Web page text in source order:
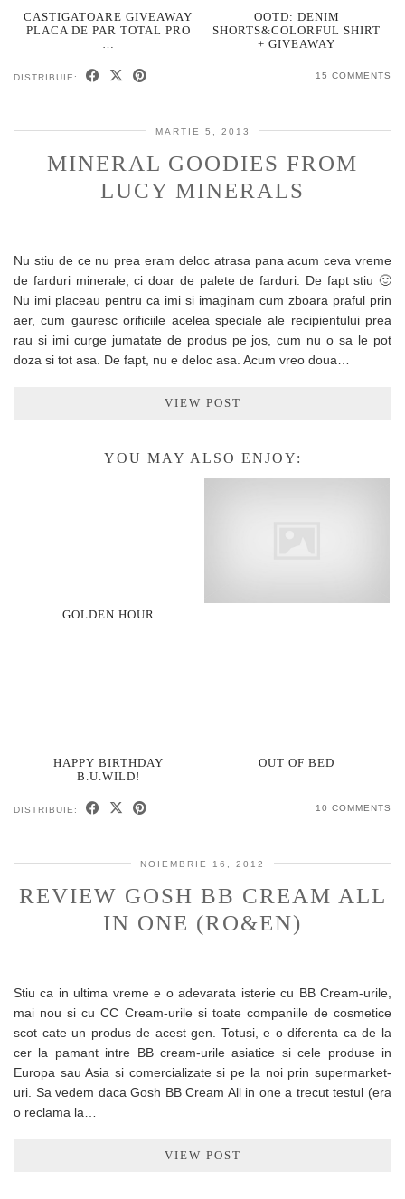
CASTIGATOARE GIVEAWAY
PLACA DE PAR TOTAL PRO
OOTD: DENIM
SHORTS&COLORFUL SHIRT
+ GIVEAWAY
DISTRIBUIE: 15 COMMENTS
MARTIE 5, 2013
MINERAL GOODIES FROM
LUCY MINERALS
Nu stiu de ce nu prea eram deloc atrasa pana acum ceva vreme
de farduri minerale, ci doar de palete de farduri. De fapt stiu 🙂
Nu imi placeau pentru ca imi si imaginam cum zboara praful prin
aer, cum gauresc orificiile acelea speciale ale recipientului prea
rau si imi curge jumatate de produs pe jos, cum nu o sa le pot
doza si tot asa. De fapt, nu e deloc asa. Acum vreo doua…
VIEW POST
YOU MAY ALSO ENJOY:
GOLDEN HOUR
HAPPY BIRTHDAY
B.U.WILD!
OUT OF BED
DISTRIBUIE: 10 COMMENTS
NOIEMBRIE 16, 2012
REVIEW GOSH BB CREAM ALL
IN ONE (RO&EN)
Stiu ca in ultima vreme e o adevarata isterie cu BB Cream-urile,
mai nou si cu CC Cream-urile si toate companiile de cosmetice
scot cate un produs de acest gen. Totusi, e o diferenta ca de la
cer la pamant intre BB cream-urile asiatice si cele produse in
Europa sau Asia si comercializate si pe la noi prin supermarket-
uri. Sa vedem daca Gosh BB Cream All in one a trecut testul (era
o reclama la…
VIEW POST